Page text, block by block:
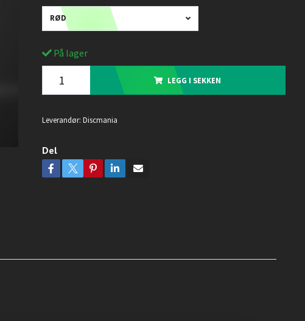
RØD
På lager
LEGG I SEKKEN
Leverandør: Discmania
Del